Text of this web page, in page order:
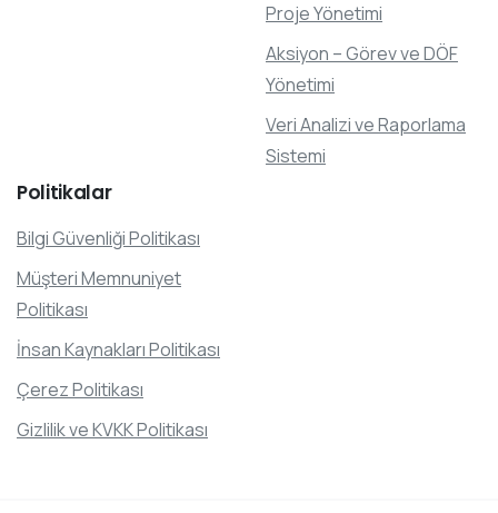
Proje Yönetimi
Aksiyon – Görev ve DÖF
Yönetimi
Veri Analizi ve Raporlama
Sistemi
Politikalar
Bilgi Güvenliği Politikası
Müşteri Memnuniyet
Politikası
İnsan Kaynakları Politikası
Çerez Politikası
Gizlilik ve KVKK Politikası